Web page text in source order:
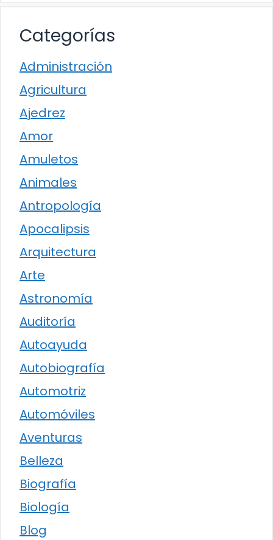
Categorías
Administración
Agricultura
Ajedrez
Amor
Amuletos
Animales
Antropología
Apocalipsis
Arquitectura
Arte
Astronomía
Auditoría
Autoayuda
Autobiografía
Automotriz
Automóviles
Aventuras
Belleza
Biografía
Biología
Blog